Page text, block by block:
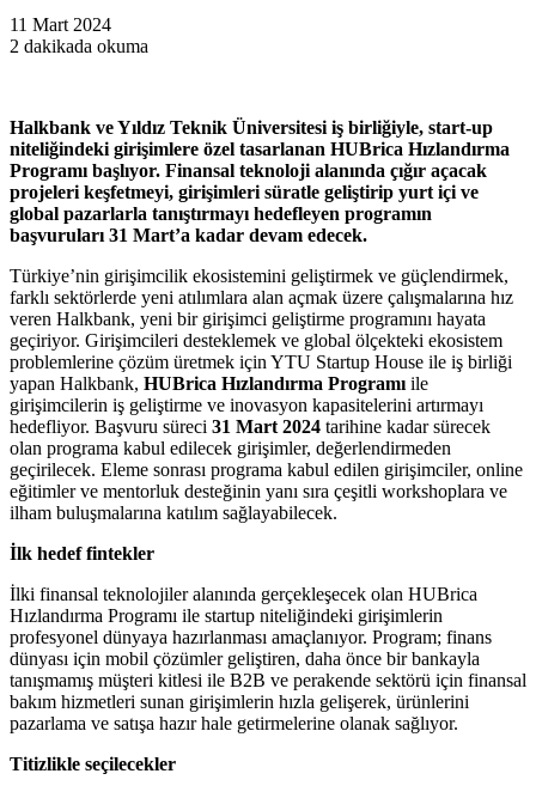
11 Mart 2024
2 dakikada okuma
Halkbank ve Yıldız Teknik Üniversitesi iş birliğiyle, start-up
niteliğindeki girişimlere özel tasarlanan HUBrica Hızlandırma
Programı başlıyor. Finansal teknoloji alanında çığır açacak
projeleri keşfetmeyi, girişimleri süratle geliştirip yurt içi ve
global pazarlarla tanıştırmayı hedefleyen programın
başvuruları 31 Mart’a kadar devam edecek.
Türkiye’nin girişimcilik ekosistemini geliştirmek ve güçlendirmek,
farklı sektörlerde yeni atılımlara alan açmak üzere çalışmalarına hız
veren Halkbank, yeni bir girişimci geliştirme programını hayata
geçiriyor. Girişimcileri desteklemek ve global ölçekteki ekosistem
problemlerine çözüm üretmek için YTU Startup House ile iş birliği
yapan Halkbank, HUBrica Hızlandırma Programı ile
girişimcilerin iş geliştirme ve inovasyon kapasitelerini artırmayı
hedefliyor. Başvuru süreci 31 Mart 2024 tarihine kadar sürecek
olan programa kabul edilecek girişimler, değerlendirmeden
geçirilecek. Eleme sonrası programa kabul edilen girişimciler, online
eğitimler ve mentorluk desteğinin yanı sıra çeşitli workshoplara ve
ilham buluşmalarına katılım sağlayabilecek.
İlk hedef fintekler
İlki finansal teknolojiler alanında gerçekleşecek olan HUBrica
Hızlandırma Programı ile startup niteliğindeki girişimlerin
profesyonel dünyaya hazırlanması amaçlanıyor. Program; finans
dünyası için mobil çözümler geliştiren, daha önce bir bankayla
tanışmamış müşteri kitlesi ile B2B ve perakende sektörü için finansal
bakım hizmetleri sunan girişimlerin hızla gelişerek, ürünlerini
pazarlama ve satışa hazır hale getirmelerine olanak sağlıyor.
Titizlikle seçilecekler